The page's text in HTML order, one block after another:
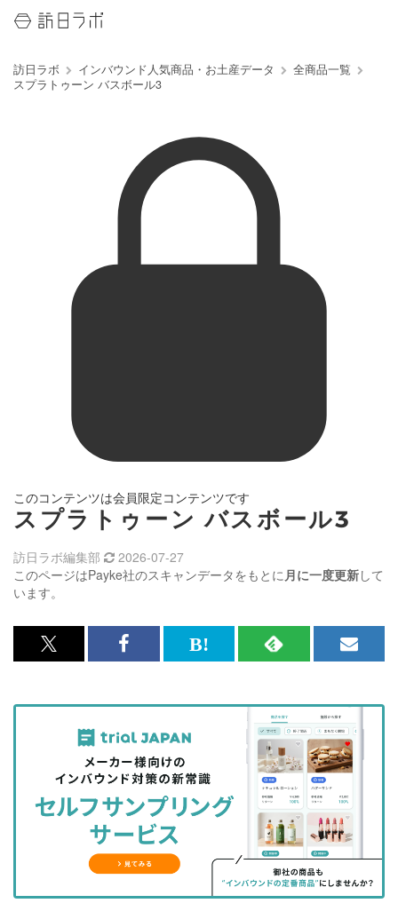
訪日ラボ インバウンド人気商品・お土産データ
全商品一覧
スプラトゥーン バスボール3
このコンテンツは会員限定コンテンツです
スプラトゥーン バスボール3
このページはPayke社のスキャンデータをもとに月に一度更新して
います。
訪日ラボ編集部 2026-07-27
x<br>
記
を
シ
ェ
る
Facebook<br>
記
事
を
シ
ェ
ア
す
る
は
な
ッ
ク
マ
に
RSS
記
事
を
購
読
す
る
メ
マ
ガ
登
録
す
る